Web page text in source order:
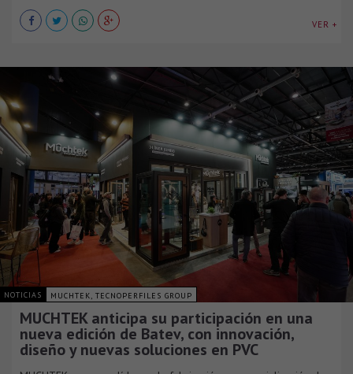
VER +
NOTICIAS MUCHTEK, TECNOPERFILES GROUP
MUCHTEK anticipa su participación en una
nueva edición de Batev, con innovación,
diseño y nuevas soluciones en PVC